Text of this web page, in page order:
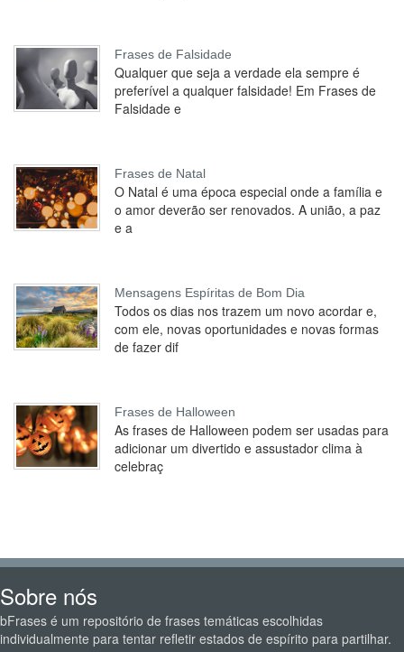
Frases de Falsidade
Qualquer que seja a verdade ela sempre é
preferível a qualquer falsidade! Em Frases de
Falsidade e
Frases de Natal
O Natal é uma época especial onde a família e
o amor deverão ser renovados. A união, a paz
e a
Mensagens Espíritas de Bom Dia
Todos os dias nos trazem um novo acordar e,
com ele, novas oportunidades e novas formas
de fazer dif
Frases de Halloween
As frases de Halloween podem ser usadas para
adicionar um divertido e assustador clima à
celebraç
Sobre nós
bFrases é um repositório de frases temáticas escolhidas
individualmente para tentar refletir estados de espírito para partilhar.